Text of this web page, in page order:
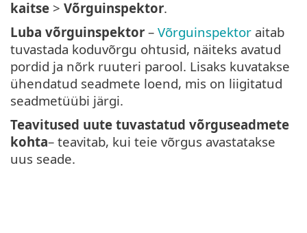
kaitse > Võrguinspektor.
Luba võrguinspektor – Võrguinspektor aitab
tuvastada koduvõrgu ohtusid, näiteks avatud
pordid ja nõrk ruuteri parool. Lisaks kuvatakse
ühendatud seadmete loend, mis on liigitatud
seadmetüübi järgi.
Teavitused uute tuvastatud võrguseadmete
kohta– teavitab, kui teie võrgus avastatakse
uus seade.